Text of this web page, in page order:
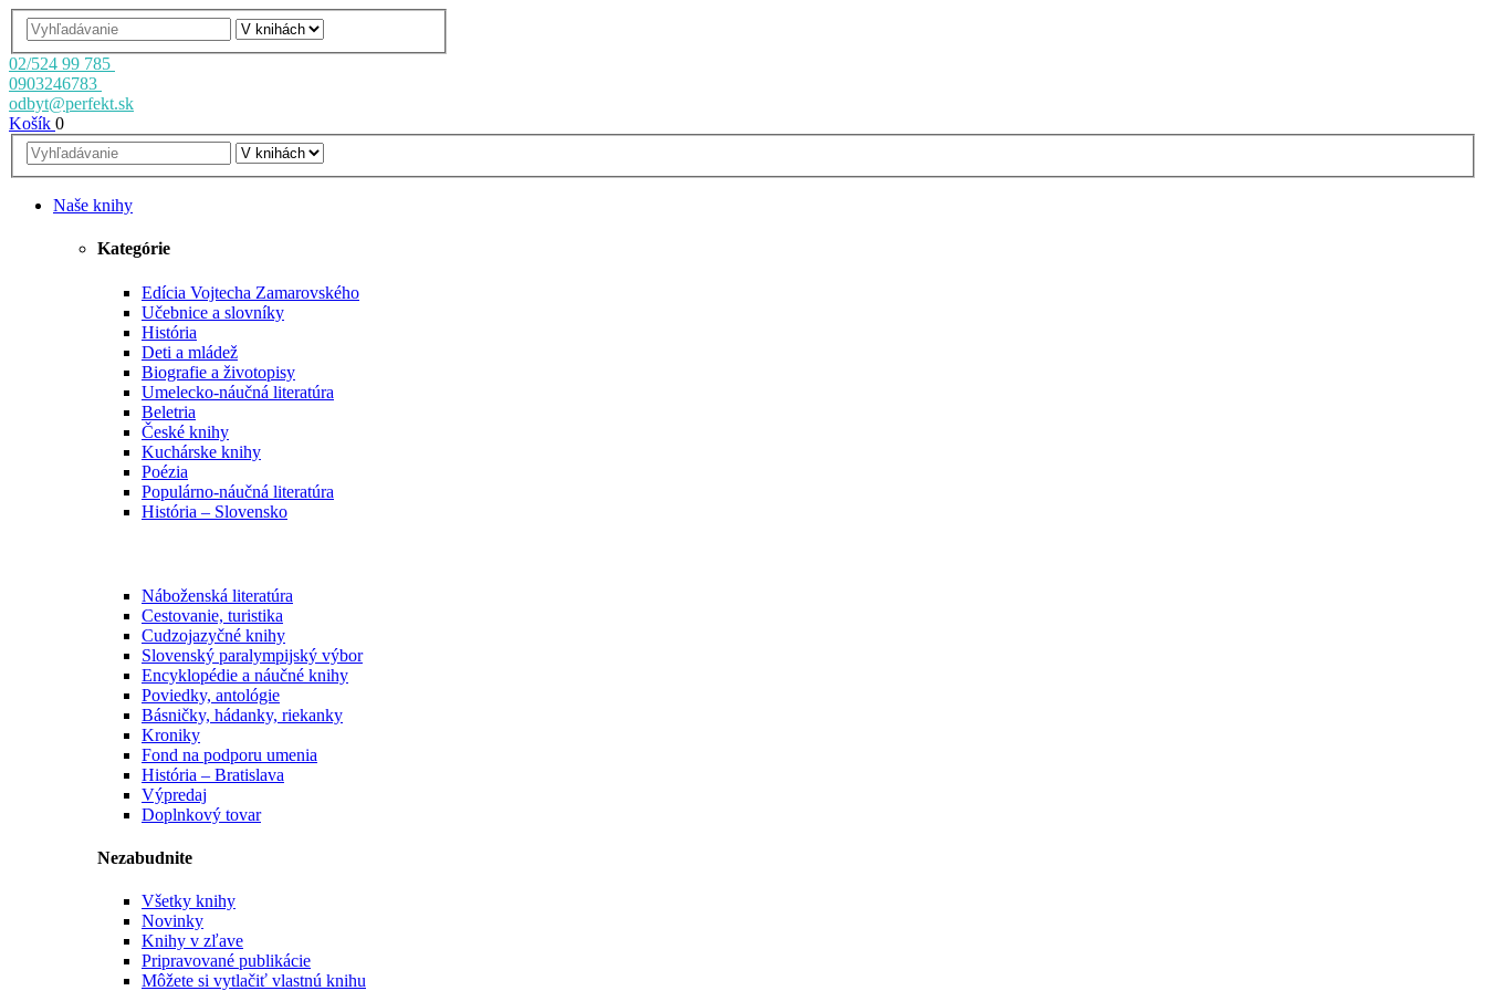
02/524 99 785
0903246783
odbyt@perfekt.sk
Košík 0
Naše knihy
Kategórie
Edícia Vojtecha Zamarovského
Učebnice a slovníky
História
Deti a mládež
Biografie a životopisy
Umelecko-náučná literatúra
Beletria
České knihy
Kuchárske knihy
Poézia
Populárno-náučná literatúra
História – Slovensko
Náboženská literatúra
Cestovanie, turistika
Cudzojazyčné knihy
Slovenský paralympijský výbor
Encyklopédie a náučné knihy
Poviedky, antológie
Básničky, hádanky, riekanky
Kroniky
Fond na podporu umenia
História – Bratislava
Výpredaj
Doplnkový tovar
Nezabudnite
Všetky knihy
Novinky
Knihy v zľave
Pripravované publikácie
Môžete si vytlačiť vlastnú knihu